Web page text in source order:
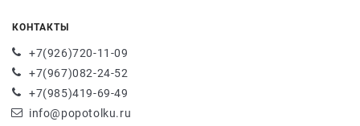
КОНТАКТЫ
+7(926)720-11-09
+7(967)082-24-52
+7(985)419-69-49
info@popotolku.ru